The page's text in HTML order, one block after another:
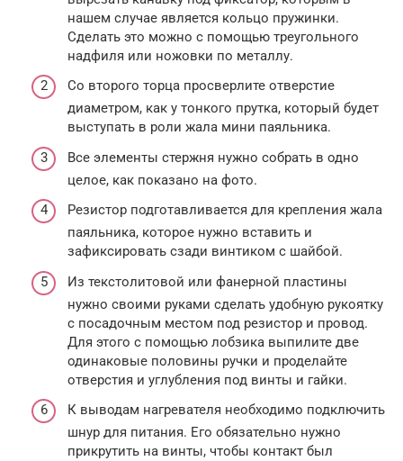
нашем случае является кольцо пружинки.
Сделать это можно с помощью треугольного
надфиля или ножовки по металлу.
Со второго торца просверлите отверстие
диаметром, как у тонкого прутка, который будет
выступать в роли жала мини паяльника.
Все элементы стержня нужно собрать в одно
целое, как показано на фото.
Резистор подготавливается для крепления жала
паяльника, которое нужно вставить и
зафиксировать сзади винтиком с шайбой.
Из текстолитовой или фанерной пластины
нужно своими руками сделать удобную рукоятку
с посадочным местом под резистор и провод.
Для этого с помощью лобзика выпилите две
одинаковые половины ручки и проделайте
отверстия и углубления под винты и гайки.
К выводам нагревателя необходимо подключить
шнур для питания. Его обязательно нужно
прикрутить на винты, чтобы контакт был